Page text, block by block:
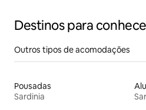
Destinos para
Outros tipos de acomodações
Pousadas
Sardinia